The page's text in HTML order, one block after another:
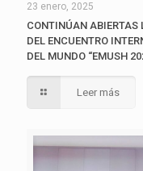
23 enero, 2025
CONTINÚAN ABIERTAS
DEL ENCUENTRO
DEL MUNDO “EMUSH
Leer más